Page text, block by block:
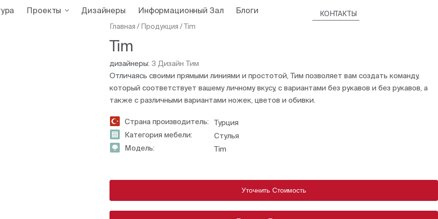
Проекты Дизайнеры Информационный Зал Блоги КОНТАКТЫ
Главная / Продукция /Tim
Tim
дизайнеры: З Дизайн Тим
Отличаясь своими прямыми линиями и простотой, Тим позволяет вам создать команду,
который соответствует вашему личному вкусу, с вариантами без рукавов и без рукавов, а
также с различными вариантами ножек, цветов и обивки.
Страна производитель:
Турция
Категория мебели:
Стулья
Модель:
Tim
Уточнить Стоимость